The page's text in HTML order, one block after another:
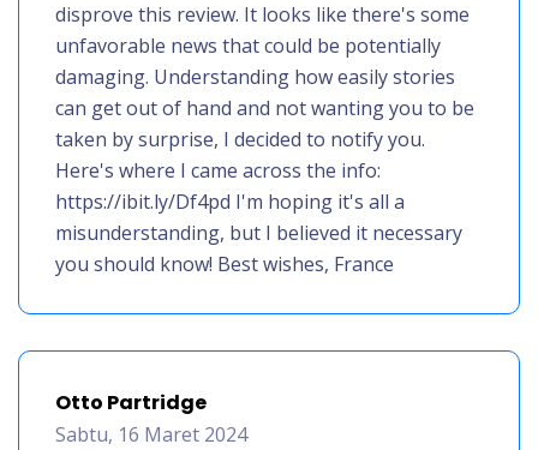
disprove this review. It looks like there's some
unfavorable news that could be potentially
damaging. Understanding how easily stories
can get out of hand and not wanting you to be
taken by surprise, I decided to notify you.
Here's where I came across the info:
https://ibit.ly/Df4pd I'm hoping it's all a
misunderstanding, but I believed it necessary
you should know! Best wishes, France
Otto Partridge
Sabtu, 16 Maret 2024